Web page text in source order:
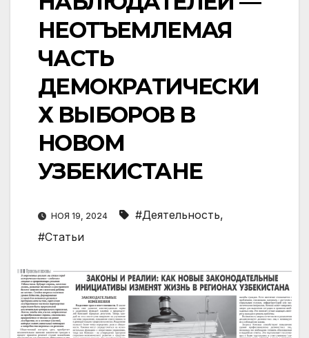
НЕОТЪЕМЛЕМАЯ
ЧАСТЬ
ДЕМОКРАТИЧЕСКИ
Х ВЫБОРОВ В
НОВОМ
УЗБЕКИСТАНЕ
НОЯ 19, 2024 #Деятельность,
#Статьи